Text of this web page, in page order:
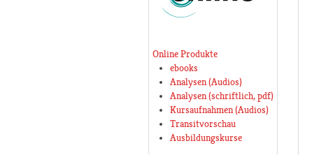
Online Produkte
ebooks
Analysen (Audios)
Analysen (schriftlich, pdf)
Kursaufnahmen (Audios)
Transitvorschau
Ausbildungskurse